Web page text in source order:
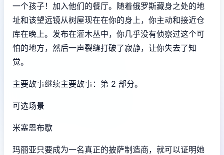
一个孩子！加入他们的餐厅。随着俄罗斯藏身之处的地
址和该望远镜从树屋现在在你的身上，你主动和接近仓
库在晚上。发布在灌木丛中，你几乎没有侦察过这个可
怕的地方，然后一声裂缝打破了寂静，让你失去了知
觉。
主要故事继续主要故事：第 2 部分。
可选场景
米塞恩布歇
玛丽亚只要成为一名真正的披萨制造商，就可以证明她